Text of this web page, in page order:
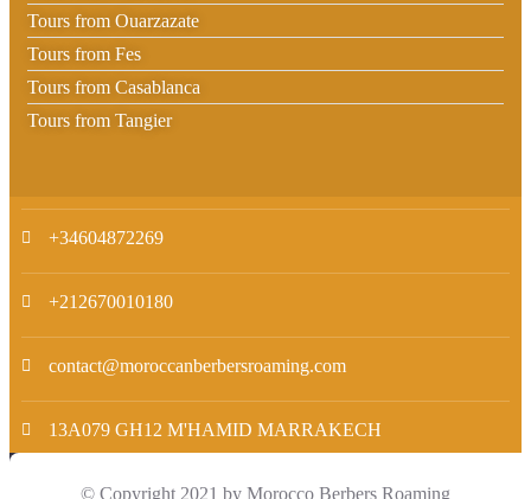
Tours from Ouarzazate
Tours from Fes
Tours from Casablanca
Tours from Tangier
+34604872269
+212670010180
contact@moroccanberbersroaming.com
13A079 GH12 M'HAMID MARRAKECH
© Copyright 2021 by Morocco Berbers Roaming